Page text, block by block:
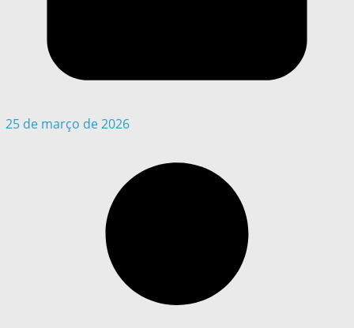
25 de março de 2026